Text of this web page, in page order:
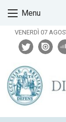
content
Menu
VENERDÌ 07
twitter